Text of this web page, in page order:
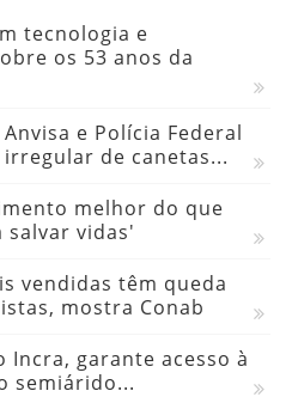
tecnologia e
os 53 anos da
e Polícia Federal
de canetas...
melhor do que
vidas'
vendidas têm queda
mostra Conab
Incra, garante acesso à
semiárido...